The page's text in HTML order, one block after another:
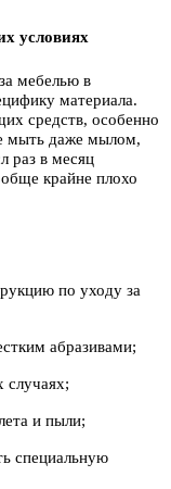
условиях
мебелью в
материала.
средств, особенно
мыть даже мылом,
раз в месяц
крайне плохо
по уходу за
абразивами;
случаях;
и пыли;
специальную